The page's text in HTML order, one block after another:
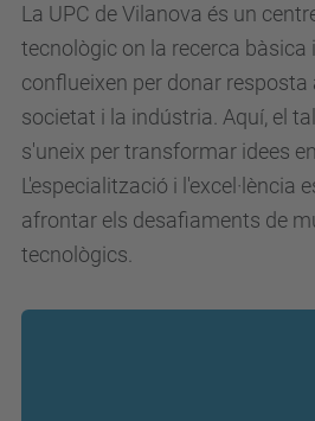
La UPC de Vilanova és un
tecnològic on la recerca bàsica
conflueixen per donar resposta
societat i la indústria. Aquí, el
s'uneix per transformar idees
L'especialització i l'excel·lència
afrontar els desafiaments de
tecnològics.